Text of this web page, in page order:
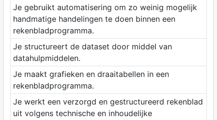
Je gebruikt automatisering om zo weinig mogelijk
handmatige handelingen te doen binnen een
rekenbladprogramma.
Je structureert de dataset door middel van
datahulpmiddelen.
Je maakt grafieken en draaitabellen in een
rekenbladprogramma.
Je werkt een verzorgd en gestructureerd rekenblad
uit volgens technische en inhoudelijke